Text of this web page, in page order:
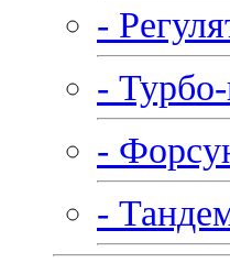
-
-
-
-